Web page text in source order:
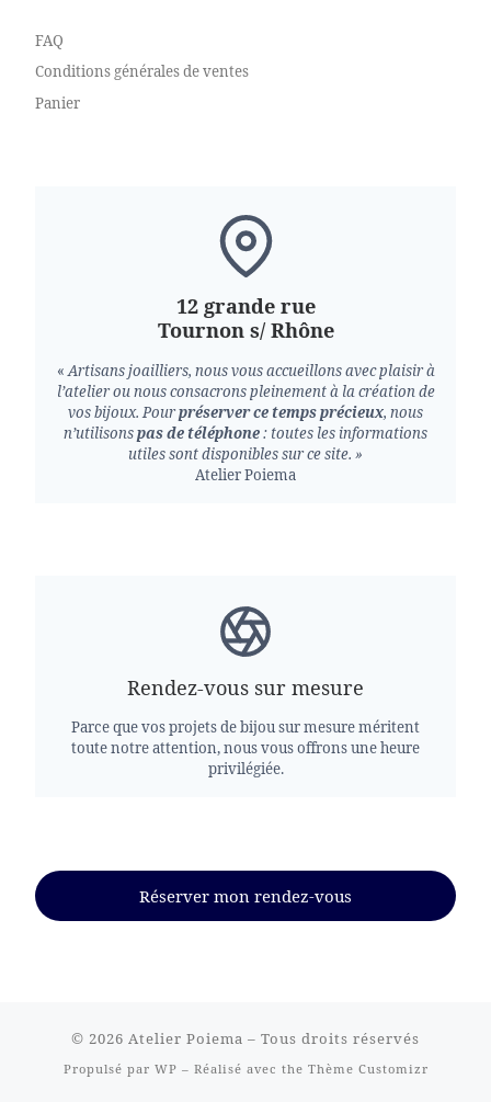
FAQ
Conditions générales de ventes
Panier
12 grande rue
Tournon s/ Rhône
« Artisans joailliers, nous vous accueillons avec plaisir à
l’atelier ou nous consacrons pleinement à la création de
vos bijoux. Pourpréserver ce temps précieux, nous
n’utilisonspas de téléphone: toutes les informations
utiles sont disponibles sur ce site. »
Atelier Poiema
Rendez-vous sur mesure
Parce que vos projets de bijou sur mesure méritent
toute notre attention, nous vous offrons une heure
privilégiée.
Réserver mon rendez-vous
© 2026 Atelier Poiema – Tous droits réservés
Propulsé par WP – Réalisé avec the Thème Customizr